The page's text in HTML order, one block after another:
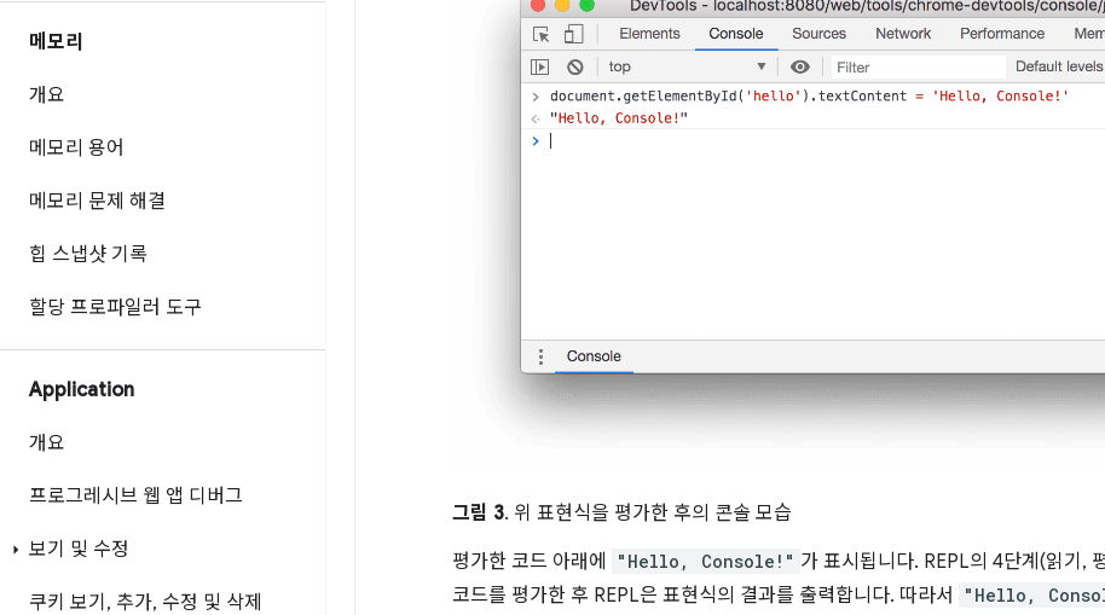
메모리
개요
메모리 용어
메모리 문제 해결
힙 스냅샷 기록
할당 프로파일러 도구
Application
개요
프로그레시브 웹 앱 디버그
보기 및 수정
쿠키 보기 , 추가, 수정 및 삭제
그림 3. 위 표현식을 평가한 후의 콘솔 모습
평가한 코드 아래에
"Hello, Console!" 가 표시됩니다. REPL의 4단계(읽기,
코드를 평가한 후 REPL은 표현식의 결과를 출력합니다. 따라서
"Hello,